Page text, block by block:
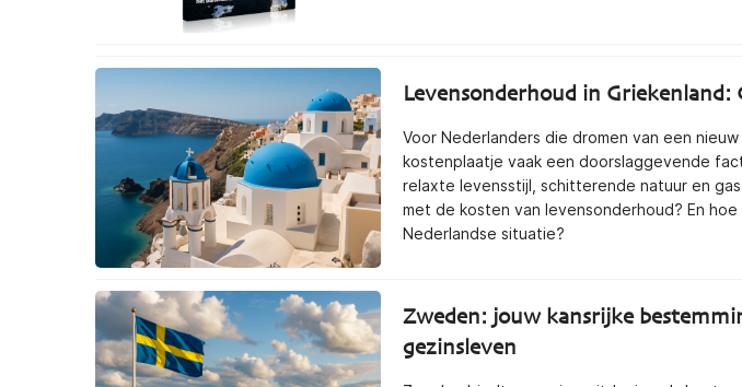
Levensonderhoud in Griekenland:
Voor Nederlanders die dromen van een
kostenplaatje vaak een doorslaggevende
relaxte levensstijl, schitterende natuur en
met de kosten van levensonderhoud? En
Nederlandse situatie?
Zweden: jouw kansrijke
gezinsleven